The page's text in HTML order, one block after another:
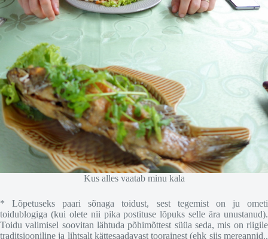
Kus alles vaatab minu kala
* Lõpetuseks paari sõnaga toidust, sest tegemist on ju ometi
toidublogiga (kui olete nii pika postituse lõpuks selle ära unustanud).
Toidu valimisel soovitan lähtuda põhimõttest süüa seda, mis on riigile
traditsiooniline ja lihtsalt kättesaadavast toorainest (ehk siis mereannid..